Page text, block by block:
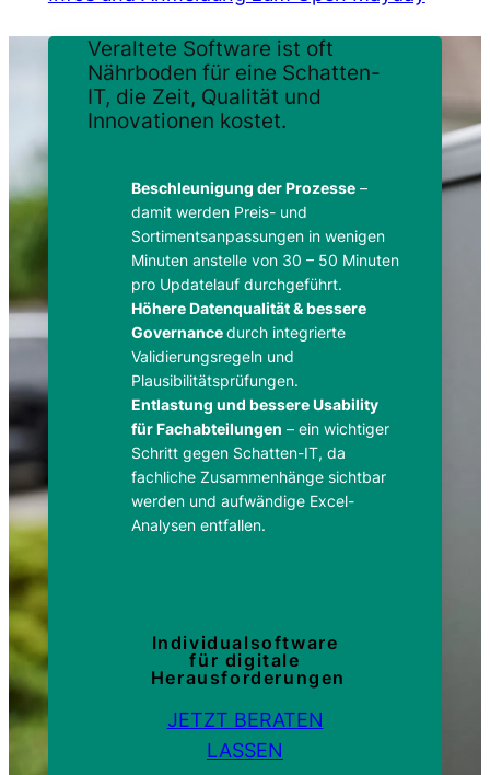
Veraltete Software ist oft
Nährboden für eine Schatten-
IT, die Zeit, Qualität und
Innovationen kostet.
Beschleunigung der Prozesse–
damit werden Preis- und
Sortimentsanpassungen in wenigen
Minuten anstelle von 30 – 50 Minuten
pro Updatelauf durchgeführt.
Höhere Datenqualität & bessere
Governancedurch integrierte
Validierungsregeln und
Plausibilitätsprüfungen.
Entlastung und bessere Usability
für Fachabteilungen – ein wichtiger
Schritt gegen Schatten-IT, da
fachliche Zusammenhänge sichtbar
werden und aufwändige Excel-
Analysen entfallen.
Individualsoftware
für digitale
Herausforderungen
JETZT BERATEN
LASSEN